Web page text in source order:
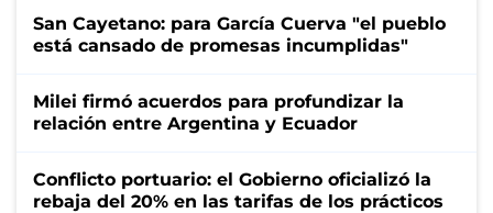
San Cayetano: para García Cuerva "el pueblo
está cansado de promesas incumplidas"
Milei firmó acuerdos para profundizar la
relación entre Argentina y Ecuador
Conflicto portuario: el Gobierno oficializó la
rebaja del 20% en las tarifas de los prácticos